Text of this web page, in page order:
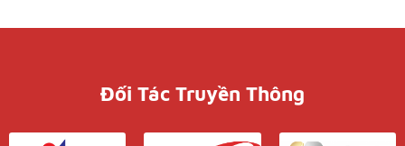
Đối Tác Truyền Thông